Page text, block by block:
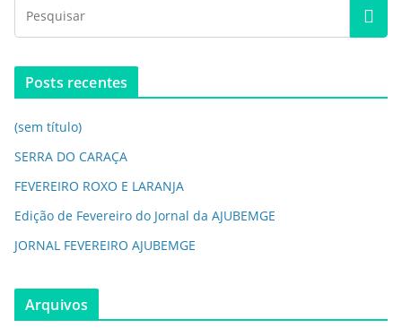
Posts recentes
(sem título)
SERRA DO CARAÇA
FEVEREIRO ROXO E LARANJA
Edição de Fevereiro do Jornal da AJUBEMGE
JORNAL FEVEREIRO AJUBEMGE
Arquivos